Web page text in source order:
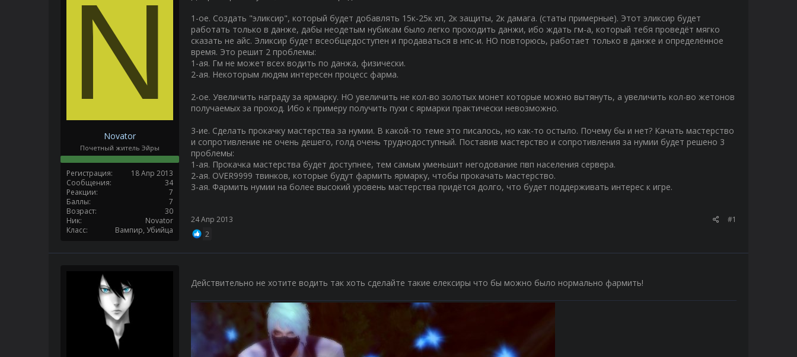
N
Novator
Почетный житель Эйры
Регистрация
18 Апр 2013
Сообщения
34
Реакции
7
Баллы
7
Возраст
30
Ник
Novator
Класс
Вампир, Убийца
1-ое. Создать "эликсир", который будет добавлять 15к-25к хп, 2к защиты, 2к дамага. (статы примерные). Этот эликсир будет
работать только в данже, дабы неодетым нубикам было легко проходить данжи, ибо ждать гм-а, который тебя проведёт мягко
сказать не айс. Эликсир будет всеобщедоступен и продаваться в нпс-и. НО повторюсь, работает только в данже и определённое
время. Это решит 2 проблемы:
1-ая. Гм не может всех водить по данжа, физически.
2-ая. Некоторым людям интересен процесс фарма.
2-ое. Увеличить награду за ярмарку. НО увеличить не кол-во золотых монет которые можно вытянуть, а увеличить кол-во жетонов
получаемых за проход. Ибо к примеру получить пухи с ярмарки практически невозможно.
3-ие. Сделать прокачку мастерства за нумии. В какой-то теме это писалось, но как-то остыло. Почему бы и нет? Качать мастерство
и сопротивление не очень дешего, голд очень труднодоступный. Поставив мастерство и сопротивления за нумии будет решено 3
проблемы:
1-ая. Прокачка мастерства будет доступнее, тем самым уменьшит негодование пвп населения сервера.
2-ая. OVER9999 твинков, которые будут фармить ярмарку, чтобы прокачать мастерство.
3-ая. Фармить нумии на более высокий уровень мастерства придётся долго, что будет поддерживать интерес к игре.
24 Апр 2013 #1
2
Действительно не хотите водить так хоть сделайте такие елексиры что бы можно было нормально фармить!